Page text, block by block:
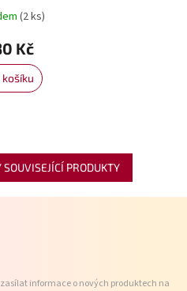
(2 ks)
Kč
košíku
PRODUKTY
informace o nových produktech na